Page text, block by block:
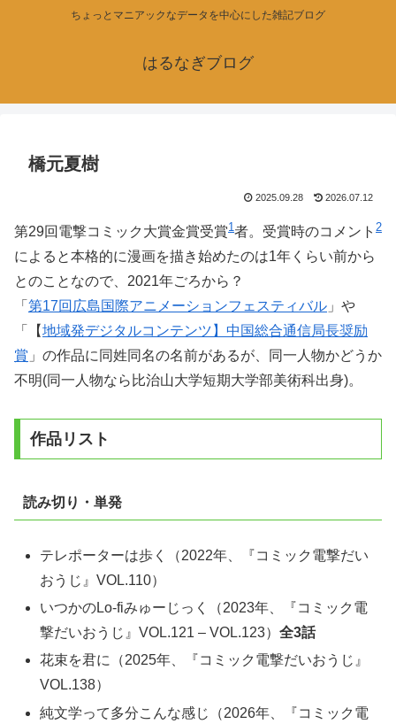
ちょっとマニアックなデータを中心にした雑記ブログ
はるなぎブログ
橋元夏樹
2025.09.28 2026.07.12
第29回電撃コミック大賞金賞受賞1者。受賞時のコメント 2
によると本格的に漫画を描き始めたのは1年くらい前から
とのことなので、2021年ごろから？
「 第17回広島国際アニメーションフェスティバル 」や
「【地域発デジタルコンテンツ】中国総合通信局長奨励
賞 」の作品に同姓同名の名前があるが、同一人物かどうか
不明(同一人物なら比治山大学短期大学部美術科出身)。
作品リスト
読み切り・単発
テレポーターは歩く（2022年、『コミック電撃だい
おうじ』VOL.110）
いつかのLo-fiみゅーじっく（2023年、『コミック電
撃だいおうじ』VOL.121 – VOL.123）全3話
花束を君に（2025年、『コミック電撃だいおうじ』
VOL.138）
純文学って多分こんな感じ（2026年、『コミック電